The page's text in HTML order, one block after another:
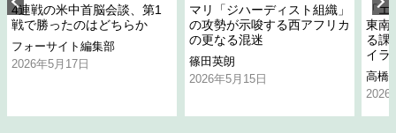
4連戦の米中首脳会談、第1
戦で勝ったのはどちらか
フォーサイト編集部
2026年5月17日
マリ「ジハーディスト組織」
の攻勢が示唆する西アフリカ
の更なる混迷
篠田英朗
2026年5月15日
「
東南
る課
イラ
高橋
2026